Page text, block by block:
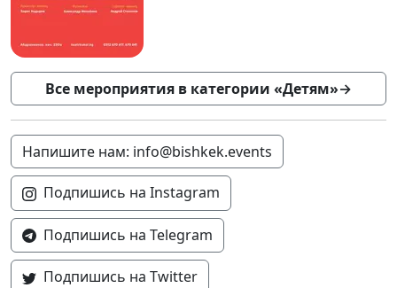
Все мероприятия в категории «Детям»→
Напишите нам: info@bishkek.events
Подпишись на Instagram
Подпишись на Telegram
Подпишись на Twitter